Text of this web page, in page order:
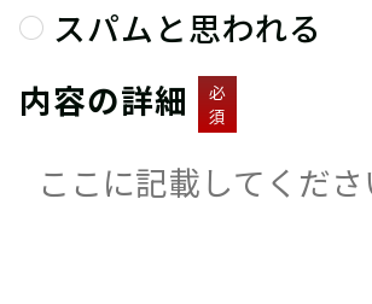
スパムと思われる
内容の詳細
必
須